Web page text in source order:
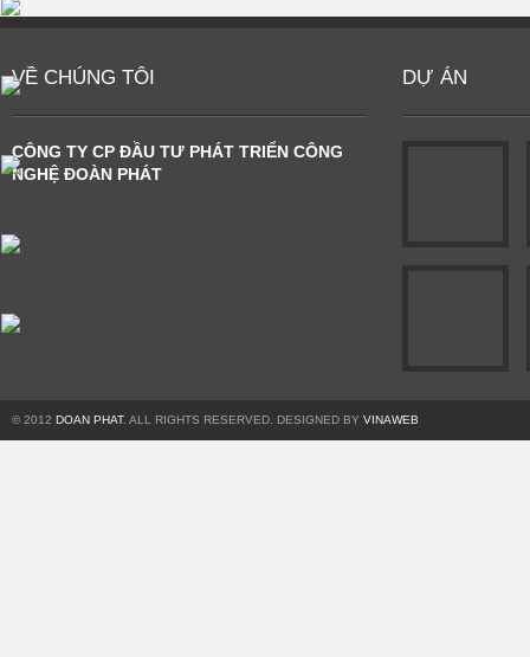
VỀ CHÚNG TÔI
CÔNG TY CP ĐẦU TƯ PHÁT TRIỂN CÔNG
NGHỆ ĐOÀN PHÁT
DỰ ÁN
© 2012 DOAN PHAT. ALL RIGHTS RESERVED. DESIGNED BY VINAWEB